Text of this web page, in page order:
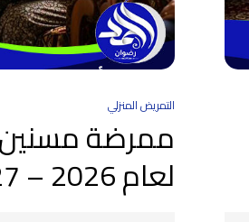
التمريض المنزلي
لعام 2026 – 2027